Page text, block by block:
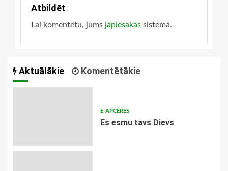
Atbildēt
Lai komentētu, jums jāpiesakās sistēmā.
Aktuālākie Komentētākie
E-APCERES
Es esmu tavs Dievs